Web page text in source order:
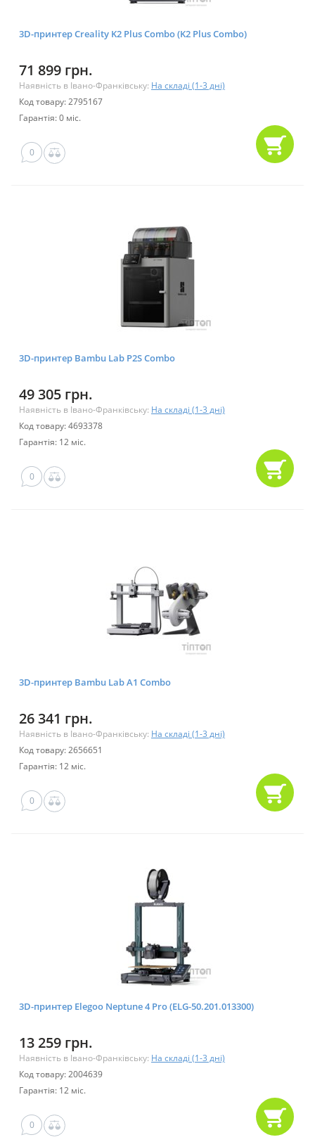
3D-принтер Creality K2 Plus Сombo (K2 Plus Combo)
71 899 грн.
Наявність в Івано-Франківську: На складі (1-3 дні)
Код товару: 2795167
Гарантія: 0 міс.
0
3D-принтер Bambu Lab P2S Combo
49 305 грн.
Наявність в Івано-Франківську: На складі (1-3 дні)
Код товару: 4693378
Гарантія: 12 міс.
0
3D-принтер Bambu Lab A1 Combo
26 341 грн.
Наявність в Івано-Франківську: На складі (1-3 дні)
Код товару: 2656651
Гарантія: 12 міс.
0
3D-принтер Elegoo Neptune 4 Pro (ELG-50.201.013300)
13 259 грн.
Наявність в Івано-Франківську: На складі (1-3 дні)
Код товару: 2004639
Гарантія: 12 міс.
0